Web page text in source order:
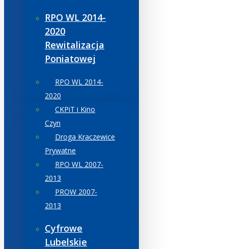
RPO WL 2014-
2020
Rewitalizacja
Poniatowej
RPO WL 2014-
2020
CKPiT i Kino
Czyn
Droga Kraczewice
Prywatne
RPO WL 2007-
2013
PROW 2007-
2013
Cyfrowe
Lubelskie